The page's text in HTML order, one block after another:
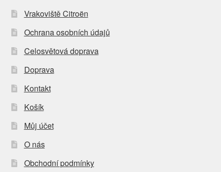
Vrakoviště Citroën
Ochrana osobních údajů
Celosvětová doprava
Doprava
Kontakt
Košík
Můj účet
O nás
Obchodní podmínky